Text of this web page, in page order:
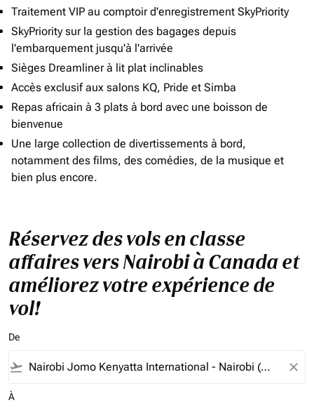
Traitement VIP au comptoir d'enregistrement SkyPriority
SkyPriority sur la gestion des bagages depuis
l'embarquement jusqu'à l'arrivée
Sièges Dreamliner à lit plat inclinables
Accès exclusif aux salons KQ, Pride et Simba
Repas africain à 3 plats à bord avec une boisson de
bienvenue
Une large collection de divertissements à bord,
notamment des films, des comédies, de la musique et
bien plus encore.
Réservez des vols en classe
affaires vers Nairobi à Canada et
améliorez votre expérience de
vol!
De
flight_takeoff close
À